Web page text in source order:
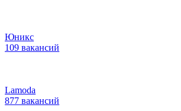
Юникс
109 вакансий
Lamoda
877 вакансий